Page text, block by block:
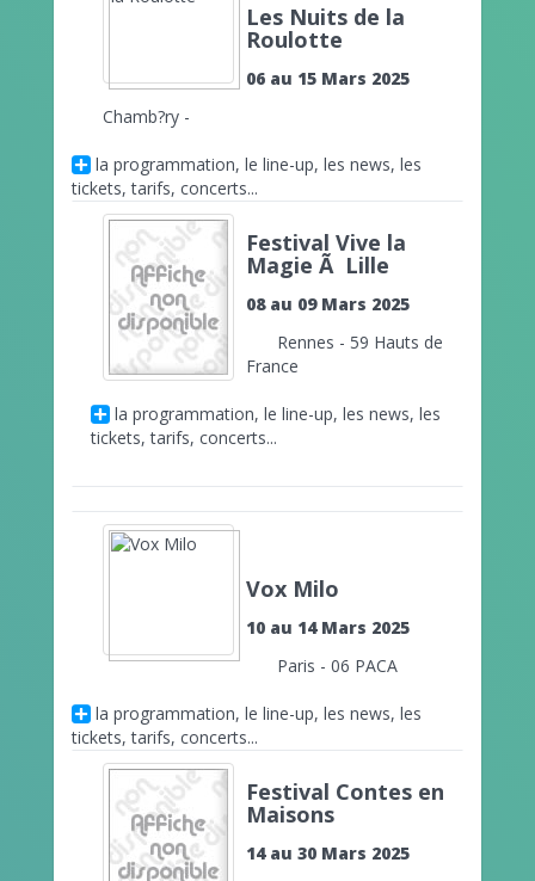
Les Nuits de la
Roulotte
06 au 15 Mars 2025
Chamb?ry -
la programmation, le line-up, les news, les
tickets, tarifs, concerts...
Festival Vive la
Magie Ã Lille
08 au 09 Mars 2025
Rennes - 59 Hauts de
France
la programmation, le line-up, les news, les
tickets, tarifs, concerts...
Vox Milo
10 au 14 Mars 2025
Paris - 06 PACA
la programmation, le line-up, les news, les
tickets, tarifs, concerts...
Festival Contes en
Maisons
14 au 30 Mars 2025